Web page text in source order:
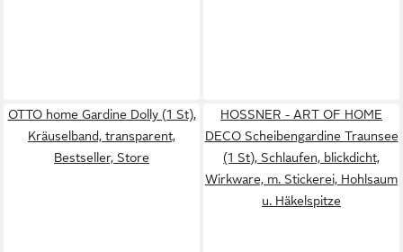
OTTO home Gardine Dolly (1 St),
Kräuselband, transparent,
Bestseller, Store
HOSSNER - ART OF HOME
DECO Scheibengardine Traunsee
(1 St), Schlaufen, blickdicht,
Wirkware, m. Stickerei, Hohlsaum
u. Häkelspitze